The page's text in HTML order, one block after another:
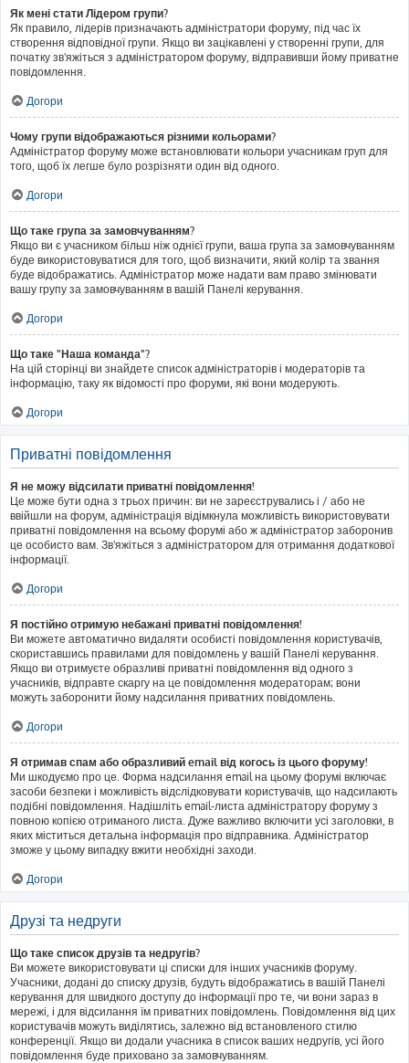
Як мені стати Лідером групи?
Як правило, лідерів призначають адміністратори форуму, під час їх
створення відповідної групи. Якщо ви зацікавлені у створенні групи, для
початку зв'яжіться з адміністратором форуму, відправивши йому приватне
повідомлення.
Догори
Чому групи відображаються різними кольорами?
Адміністратор форуму може встановлювати кольори учасникам груп для
того, щоб їх легше було розрізняти один від одного.
Догори
Що таке група за замовчуванням?
Якщо ви є учасником більш ніж однієї групи, ваша група за замовчуванням
буде використовуватися для того, щоб визначити, який колір та звання
буде відображатись. Адміністратор може надати вам право змінювати
вашу групу за замовчуванням в вашій Панелі керування.
Догори
Що таке "Наша команда"?
На цій сторінці ви знайдете список адміністраторів і модераторів та
інформацію, таку як відомості про форуми, які вони модерують.
Догори
Приватні повідомлення
Я не можу відсилати приватні повідомлення!
Це може бути одна з трьох причин: ви не зареєструвались і / або не
ввійшли на форум, адміністрація відімкнула можливість використовувати
приватні повідомлення на всьому форумі або ж адміністратор заборонив
це особисто вам. Зв'яжіться з адміністратором для отримання додаткової
інформації.
Догори
Я постійно отримую небажані приватні повідомлення!
Ви можете автоматично видаляти особисті повідомлення користувачів,
скориставшись правилами для повідомлень у вашій Панелі керування.
Якщо ви отримуєте образливі приватні повідомлення від одного з
учасників, відправте скаргу на це повідомлення модераторам; вони
можуть заборонити йому надсилання приватних повідомлень.
Догори
Я отримав спам або образливий email від когось із цього форуму!
Ми шкодуємо про це. Форма надсилання email на цьому форумі включає
засоби безпеки і можливість відслідковувати користувачів, що надсилають
подібні повідомлення. Надішліть email-листа адміністратору форуму з
повною копією отриманого листа. Дуже важливо включити усі заголовки, в
яких міститься детальна інформація про відправника. Адміністратор
зможе у цьому випадку вжити необхідні заходи.
Догори
Друзі та недруги
Що таке список друзів та недругів?
Ви можете використовувати ці списки для інших учасників форуму.
Учасники, додані до списку друзів, будуть відображатись в вашій Панелі
керування для швидкого доступу до інформації про те, чи вони зараз в
мережі, і для відсилання їм приватних повідомлень. Повідомлення від цих
користувачів можуть виділятись, залежно від встановленого стилю
конференції. Якщо ви додали учасника в список ваших недругів, усі його
повідомлення буде приховано за замовчуванням.